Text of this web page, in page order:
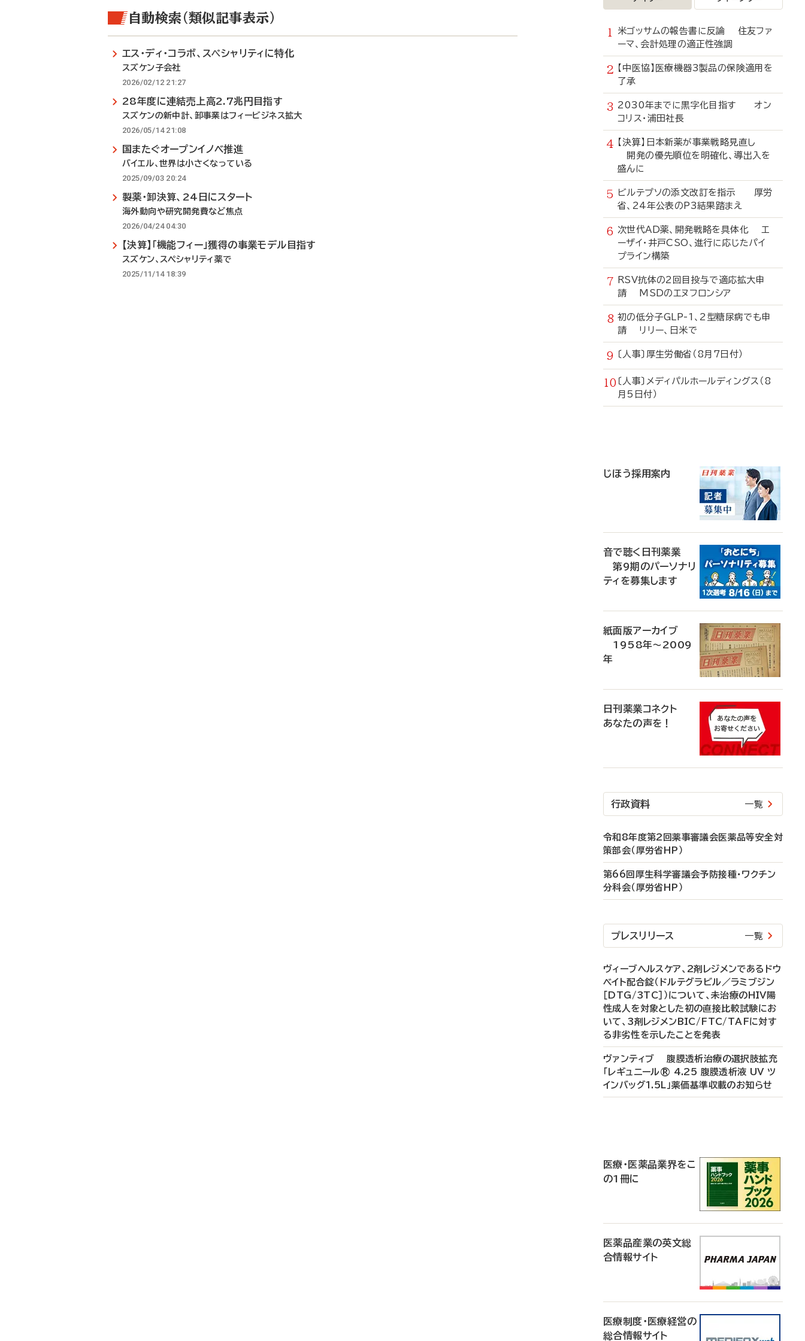
自動検索（類似記事表示）
エス・ディ・コラボ、スペシャリティに特化
スズケン子会社
2026/02/12 21:27
28年度に連結売上高2.7兆円目指す
スズケンの新中計、卸事業はフィービジネス拡大
2026/05/14 21:08
国またぐオープンイノベ推進
バイエル、世界は小さくなっている
2025/09/03 20:24
製薬・卸決算、24日にスタート
海外動向や研究開発費など焦点
2026/04/24 04:30
【決算】「機能フィー」獲得の事業モデル目指す
スズケン、スペシャリティ薬で
2025/11/14 18:39
米ゴッサムの報告書に反論 住友ファ
ーマ、会計処理の適正性強調
【中医協】医療機器3製品の保険適用を
了承
2030年までに黒字化目指す オン
コリス・浦田社長
【決算】日本新薬が事業戦略見直し
開発の優先順位を明確化、導出入を
盛んに
ビルテプソの添文改訂を指示 厚労
省、24年公表のP3結果踏まえ
次世代AD薬、開発戦略を具体化 エ
ーザイ・井戸CSO、進行に応じたパイ
プライン構築
RSV抗体の2回目投与で適応拡大申
請 MSDのエヌフロンシア
初の低分子GLP-1、2型糖尿病でも申
請 リリー、日米で
〔人事〕厚生労働省（8月7日付）
〔人事〕メディパルホールディングス（8
月5日付）
じほう採用案内
音で聴く日刊薬業
第9期のパーソナリ
ティを募集します
紙面版アーカイブ
1958年～2009
年
日刊薬業コネクト
あなたの声を！
行政資料 一覧
令和8年度第2回薬事審議会医薬品等安全対
策部会（厚労省HP）
第66回厚生科学審議会予防接種・ワクチン
分科会（厚労省HP）
プレスリリース 一覧
ヴィーブヘルスケア、2剤レジメンであるドウ
ベイト配合錠（ドルテグラビル／ラミブジン
［DTG/3TC］）について、未治療のHIV陽
性成人を対象とした初の直接比較試験にお
いて、3剤レジメンBIC/FTC/TAFに対す
る非劣性を示したことを発表
ヴァンティブ 腹膜透析治療の選択肢拡充
「レギュニール® 4.25 腹膜透析液 UV ツ
インバッグ1.5L」薬価基準収載のお知らせ
医療・医薬品業界をこ
の1冊に
医薬品産業の英文総
合情報サイト
医療制度・医療経営の
総合情報サイト